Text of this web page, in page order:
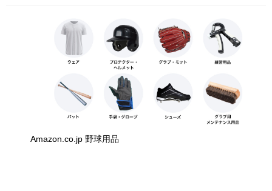
Amazon.co.jp 野球用品